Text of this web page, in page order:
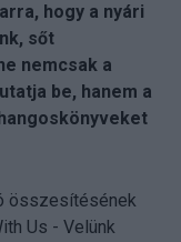
hogy a nyári
sőt
nemcsak a
be, hanem a
összesítésének
Us - Velünk